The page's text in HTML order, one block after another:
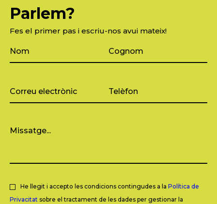
Parlem?
Fes el primer pas i escriu-nos avui mateix!
He llegit i accepto les condicions contingudes a la Política de
Privacitat sobre el tractament de les dades per gestionar la